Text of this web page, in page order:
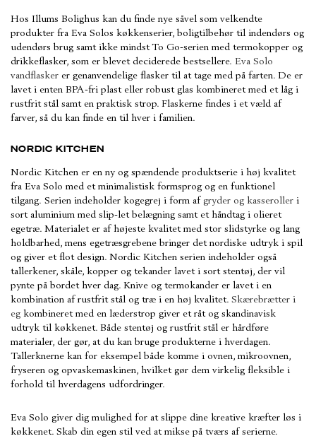
Hos Illums Bolighus kan du finde nye såvel som velkendte
produkter fra Eva Solos køkkenserier, boligtilbehør til indendørs og
udendørs brug samt ikke mindst To Go-serien med termokopper og
drikkeflasker, som er blevet deciderede bestsellere. Eva Solo
vandflasker er genanvendelige flasker til at tage med på farten. De er
lavet i enten BPA-fri plast eller robust glas kombineret med et låg i
rustfrit stål samt en praktisk strop. Flaskerne findes i et væld af
farver, så du kan finde en til hver i familien.
NORDIC KITCHEN
Nordic Kitchen er en ny og spændende produktserie i høj kvalitet
fra Eva Solo med et minimalistisk formsprog og en funktionel
tilgang. Serien indeholder kogegrej i form af gryder og kasseroller i
sort aluminium med slip-let belægning samt et håndtag i olieret
egetræ. Materialet er af højeste kvalitet med stor slidstyrke og lang
holdbarhed, mens egetræsgrebene bringer det nordiske udtryk i spil
og giver et flot design. Nordic Kitchen serien indeholder også
tallerkener, skåle, kopper og tekander lavet i sort stentøj, der vil
pynte på bordet hver dag. Knive og termokander er lavet i en
kombination af rustfrit stål og træ i en høj kvalitet. Skærebrætter i
eg kombineret med en læderstrop giver et råt og skandinavisk
udtryk til køkkenet. Både stentøj og rustfrit stål er hårdføre
materialer, der gør, at du kan bruge produkterne i hverdagen.
Tallerknerne kan for eksempel både komme i ovnen, mikroovnen,
fryseren og opvaskemaskinen, hvilket gør dem virkelig fleksible i
forhold til hverdagens udfordringer.
Eva Solo giver dig mulighed for at slippe dine kreative kræfter løs i
køkkenet. Skab din egen stil ved at mikse på tværs af serierne.